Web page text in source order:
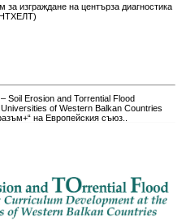
изграждане на центърза диагностика
Soil Erosion and Torrential Flood
of Western Balkan Countries
на Европейския съюз..